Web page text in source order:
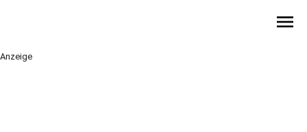
menu
Anzeige